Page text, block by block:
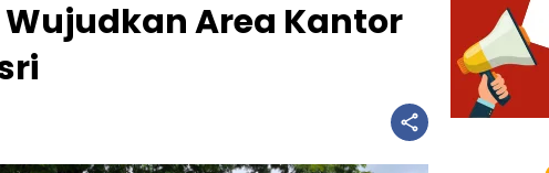
Area Kantor